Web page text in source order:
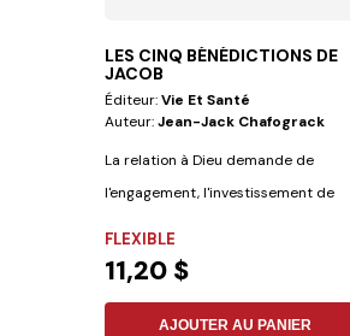
LES CINQ BÉNÉDICTIONS DE
JACOB
Éditeur:Vie Et Santé
Auteur:Jean-Jack Chafograck
La relation à Dieu demande de
l'engagement, l'investissement de
FLEXIBLE
11,20 $
AJOUTER AU PANIER